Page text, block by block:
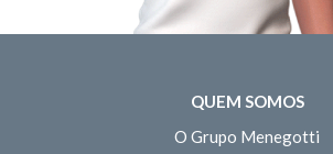
QUEM SOMOS
O Grupo Menegotti